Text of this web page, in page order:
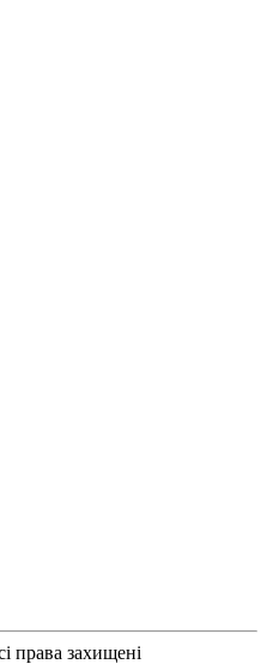
права захищені